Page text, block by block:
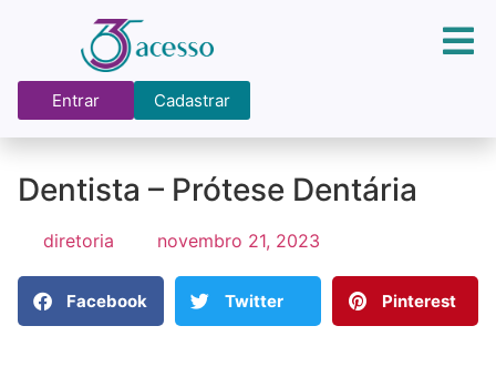
Entrar Cadastrar
Dentista – Prótese Dentária
diretoria novembro 21, 2023
Facebook Twitter Pinterest